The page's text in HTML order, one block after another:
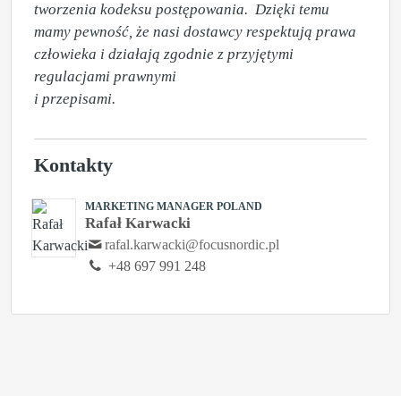
tworzenia kodeksu postępowania.  Dzięki temu
mamy pewność, że nasi dostawcy respektują prawa
człowieka i działają zgodnie z przyjętymi
regulacjami prawnymi
i przepisami.
Kontakty
MARKETING MANAGER POLAND
Rafał Karwacki
rafal.karwacki@focusnordic.pl
+48 697 991 248